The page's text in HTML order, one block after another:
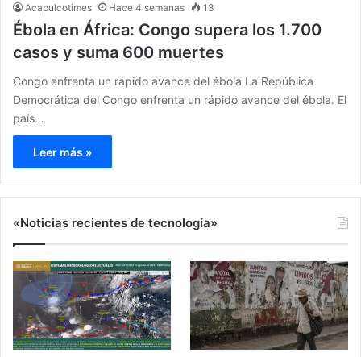
Acapulcotimes Hace 4 semanas 13
Ébola en África: Congo supera los 1.700
casos y suma 600 muertes
Congo enfrenta un rápido avance del ébola La República
Democrática del Congo enfrenta un rápido avance del ébola. El
país…
Leer más »
«Noticias recientes de tecnología»